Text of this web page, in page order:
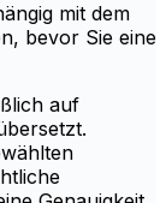
mit dem
bevor Sie eine
auf